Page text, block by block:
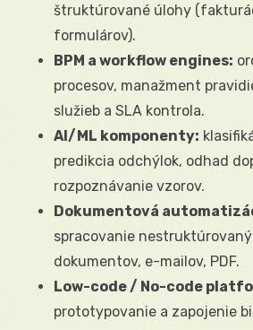
štruktúrované úlohy
formulárov).
BPM a workflow engines:
procesov, manažment
služieb a SLA kontrola.
AI/ML komponenty:
predikcia odchýlok, odhad
rozpoznávanie vzorov.
Dokumentová
spracovanie
dokumentov, e-mailov, PDF.
Low-code / No-code
prototypovanie a zapojenie